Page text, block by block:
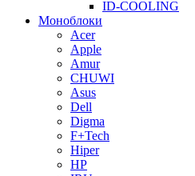
ID-COOLING
Моноблоки
Acer
Apple
Amur
CHUWI
Asus
Dell
Digma
F+Tech
Hiper
HP